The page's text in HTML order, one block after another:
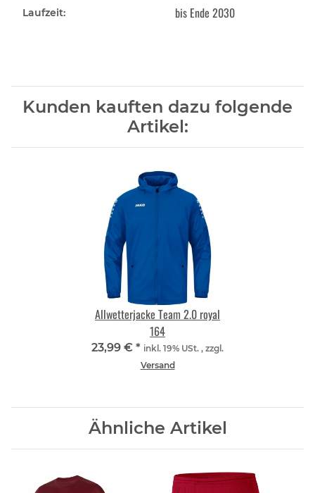
Laufzeit: bis Ende 2030
Kunden kauften dazu folgende
Artikel:
Allwetterjacke Team 2.0 royal
164
23,99 € * inkl. 19% USt. , zzgl.
Versand
Ähnliche Artikel